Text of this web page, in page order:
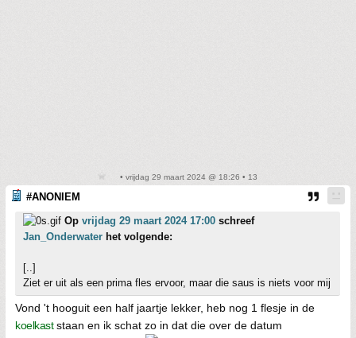
• vrijdag 29 maart 2024 @ 18:26 • 13
#ANONIEM
Op vrijdag 29 maart 2024 17:00 schreef
Jan_Onderwater het volgende:
[..]
Ziet er uit als een prima fles ervoor, maar die saus is niets voor mij
Vond 't hooguit een half jaartje lekker, heb nog 1 flesje in de
koelkaststaan en ik schat zo in dat die over de datum